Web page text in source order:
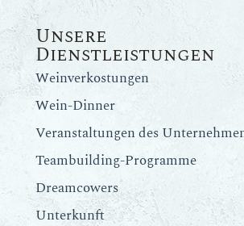
Unsere
Dienstleistungen
Weinverkostungen
Wein-Dinner
Veranstaltungen des
Teambuilding-Programme
Dreamcowers
Unterkunft